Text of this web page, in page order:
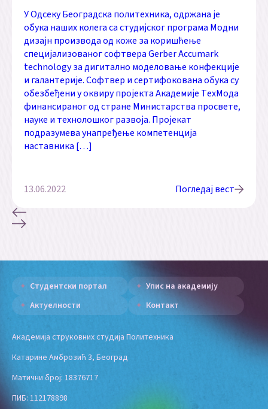
У Одсеку Београдска политехника, одржана је
обука наших колега са студијског програма Модни
дизајн производа од коже за коришћење
специјализованог софтвера Gerber Accumark
technology за дигитално моделовање конфекције
и галантерије. Софтвер и сертифокована обука су
обезбеђени у оквиру пројекта Академије TехМода
финансираног од стране Министарства просвете,
науке и технолошког развоја. Пројекат
подразумева унапређење компетенција
наставника […]
13.06.2022 Погледај вест
Студентски портал
Упис на академију
Актуелности
Контакт
Академија струковних студија Политехника
Катарине Амброзић 3, Београд
Матични број: 18376717
ПИБ: 112178898